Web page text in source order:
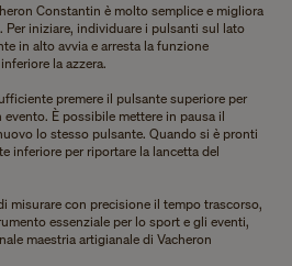
Constantin è molto semplice e migliora
Per iniziare, individuare i pulsanti sul lato
in alto avvia e arresta la funzione
la azzera.
premere il pulsante superiore per
È possibile mettere in pausa il
lo stesso pulsante. Quando si è pronti
inferiore per riportare la lancetta del
misurare con precisione il tempo trascorso,
essenziale per lo sport e gli eventi,
maestria artigianale di Vacheron